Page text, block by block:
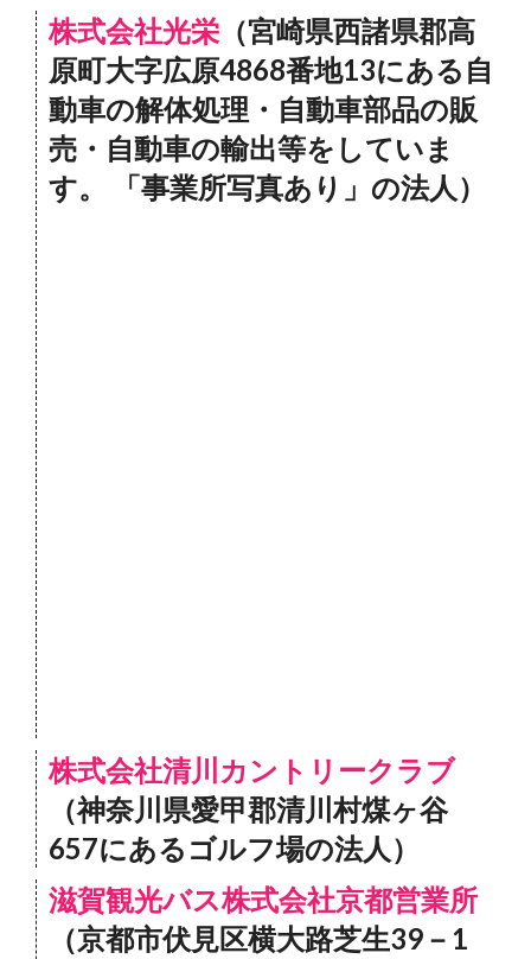
株式会社光栄 （宮崎県西諸県郡高
原町大字広原4868番地13にある自
動車の解体処理・自動車部品の販
売・自動車の輸出等をしていま
す。 「事業所写真あり」の法人）
株式会社清川カントリークラブ
（神奈川県愛甲郡清川村煤ヶ谷
657にあるゴルフ場の法人）
滋賀観光バス株式会社京都営業所
（京都市伏見区横大路芝生39－1